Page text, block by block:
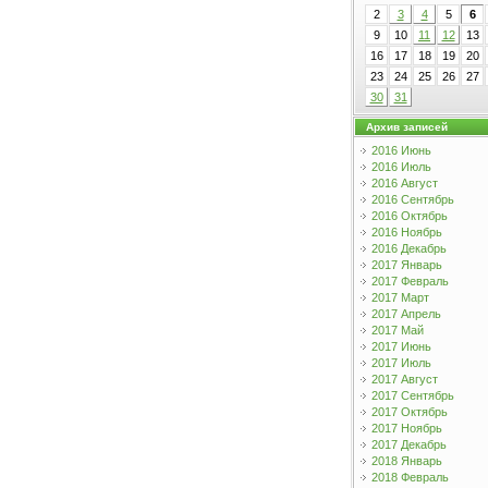
2
3 4 5 6
9
10 11 12 13
16
17 18 19 20
23
24 25 26 27
30
31
Архив записей
2016 Июнь
2016 Июль
2016 Август
2016 Сентябрь
2016 Октябрь
2016 Ноябрь
2016 Декабрь
2017 Январь
2017 Февраль
2017 Март
2017 Апрель
2017 Май
2017 Июнь
2017 Июль
2017 Август
2017 Сентябрь
2017 Октябрь
2017 Ноябрь
2017 Декабрь
2018 Январь
2018 Февраль